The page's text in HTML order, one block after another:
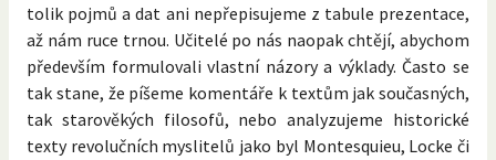
tolik pojmů a dat ani nepřepisujeme z tabule prezentace,
až nám ruce trnou. Učitelé po nás naopak chtějí, abychom
především formulovali vlastní názory a výklady. Často se
tak stane, že píšeme komentáře k textům jak současných,
tak starověkých filosofů, nebo analyzujeme historické
texty revolučních myslitelů jako byl Montesquieu, Locke či